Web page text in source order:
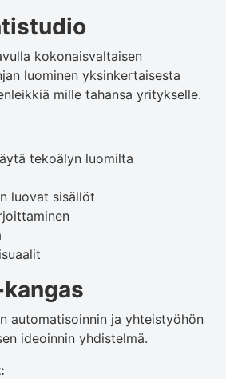
kokonaisvaltaisen
luominen yksinkertaisesta
mille tahansa yritykselle.
tekoälyn luomilta
luovat sisällöt
automatisoinnin ja yhteistyöhön
ideoinnin yhdistelmä.